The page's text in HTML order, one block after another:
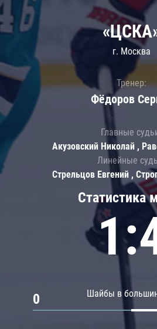
Статистика
Шайбы в
0
г. Москва
Тренер:
Фёдоров
Главные
Акузовский Николай ,
Линейные
Стрельцов Евгений ,